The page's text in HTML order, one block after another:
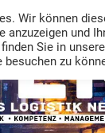
Wir können
anzuzeigen und
Sie in
zu